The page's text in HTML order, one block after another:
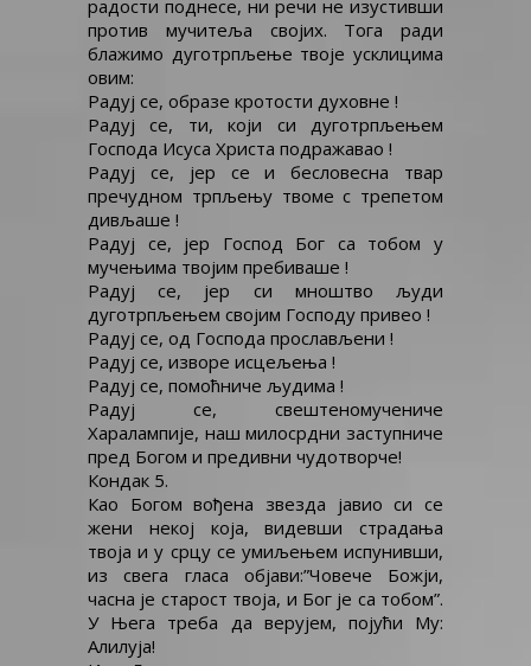
радости поднесе, ни речи не изустивши
против мучитеља својих. Тога ради
блажимо дуготрпљење твоје усклицима
овим:
Радуј се, образе кротости духовне !
Радуј се, ти, који си дуготрпљењем
Господа Исуса Христа подражавао !
Радуј се, јер се и бесловесна твар
пречудном трпљењу твоме с трепетом
дивљаше !
Радуј се, јер Господ Бог са тобом у
мучењима твојим пребиваше !
Радуј се, јер си мноштво људи
дуготрпљењем својим Господу привео !
Радуј се, од Господа прослављени !
Радуј се, изворе исцељења !
Радуј се, помоћниче људима !
Радуј се, свештеномучениче
Харалампије, наш милосрдни заступниче
пред Богом и предивни чудотворче!
Кондак 5.
Као Богом вођена звезда јавио си се
жени некој која, видевши страдања
твоја и у срцу се умиљењем испунивши,
из свега гласа објави:”Човече Божји,
часна је старост твоја, и Бог је са тобом”.
У Њега треба да верујем, појући Му:
Алилуја!